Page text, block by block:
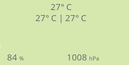
27° C
27° C | 27° C
84% 1008 hPa